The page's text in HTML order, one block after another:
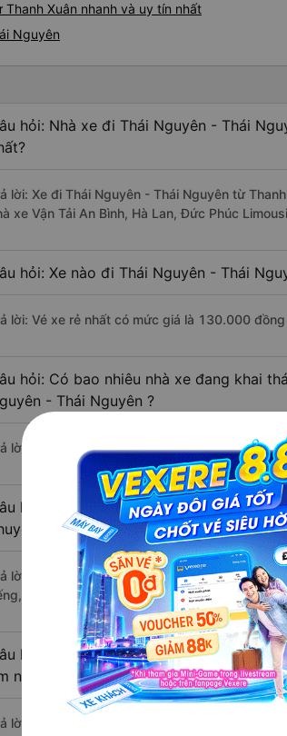
Xuân nhanh và uy tín nhất
Nguyên
hỏi: Nhà xe đi Thái Nguyên - Thái
lời: Xe đi Thái Nguyên - Thái Nguyên từ
xe Vận Tải An Bình, Hà Lan, Đức Phúc
hỏi: Xe nào đi Thái Nguyên - Thái
lời: Vé xe rẻ nhất có mức giá là 130.000
hỏi: Có bao nhiêu nhà xe đang khai
- Thái Nguyên ?
lời: Hiện tại có 3 nhà xe khai thác tuyến
hỏi: Từ Thanh Xuân - Hà Nội đi Thái
bằng xe khách?
lời: Thời gian di chuyển bằng xe khách từ
nếu mật độ giao thông thuận lợi.
hỏi: Khoảng cách từ Thanh Xuân -
nếu di chuyển bằng xe khách?
lời: Đoạn đường đi Thái Nguyên - Thái